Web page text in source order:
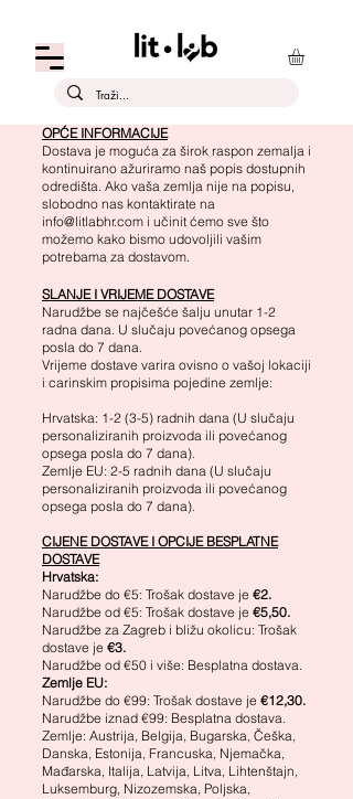
OPĆE INFORMACIJE
Dostava je moguća za širok raspon zemalja i
kontinuirano ažuriramo naš popis dostupnih
odredišta. Ako vaša zemlja nije na popisu,
slobodno nas kontaktirate na
info@litlabhr.com i učinit ćemo sve što
možemo kako bismo udovoljili vašim
potrebama za dostavom.
SLANJE I VRIJEME DOSTAVE
Narudžbe se najčešće šalju unutar 1-2
radna dana. U slučaju povećanog opsega
posla do 7 dana.
Vrijeme dostave varira ovisno o vašoj lokaciji
i carinskim propisima pojedine zemlje:
Hrvatska: 1-2 (3-5) radnih dana (U slučaju
personaliziranih proizvoda ili povećanog
opsega posla do 7 dana).
Zemlje EU: 2-5 radnih dana (U slučaju
personaliziranih proizvoda ili povećanog
opsega posla do 7 dana).
CIJENE DOSTAVE I OPCIJE BESPLATNE
DOSTAVE
Hrvatska:
Narudžbe do €5: Trošak dostave je €2.
Narudžbe od €5: Trošak dostave je €5,50.
Narudžbe za Zagreb i bližu okolicu: Trošak
dostave je €3.
Narudžbe od €50 i više: Besplatna dostava.
Zemlje EU:
Narudžbe do €99: Trošak dostave je €12,30.
Narudžbe iznad €99: Besplatna dostava.
Zemlje: Austrija, Belgija, Bugarska, Češka,
Danska, Estonija, Francuska, Njemačka,
Mađarska, Italija, Latvija, Litva, Lihtenštajn,
Luksemburg, Nizozemska, Poljska,